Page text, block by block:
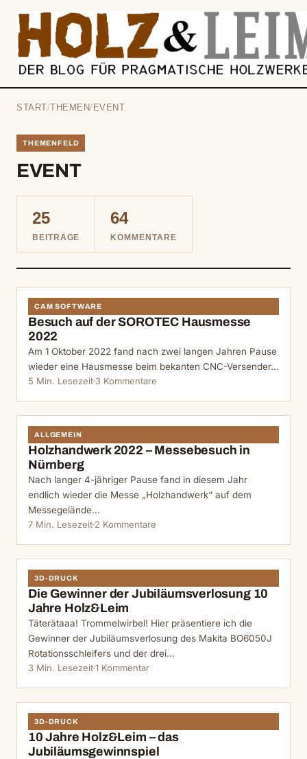
springen
START / THEMEN/ EVENT
THEMENFELD
EVENT
25
BEITRÄGE
64
KOMMENTARE
CAM SOFTWARE
Besuch auf der SOROTEC Hausmesse
2022
Am 1 Oktober 2022 fand nach zwei langen Jahren Pause
wieder eine Hausmesse beim bekanten CNC-Versender…
5 Min. Lesezeit 3 Kommentare
ALLGEMEIN
Holzhandwerk 2022 – Messebesuch in
Nürnberg
Nach langer 4-jähriger Pause fand in diesem Jahr
endlich wieder die Messe „Holzhandwerk“ auf dem
Messegelände…
7 Min. Lesezeit 2 Kommentare
3D-DRUCK
Die Gewinner der Jubiläumsverlosung 10
Jahre Holz&Leim
Täterätaaa! Trommelwirbel! Hier präsentiere ich die
Gewinner der Jubiläumsverlosung des Makita BO6050J
Rotationsschleifers und der drei…
3 Min. Lesezeit1 Kommentar
3D-DRUCK
10 Jahre Holz&Leim – das
Jubiläumsgewinnspiel